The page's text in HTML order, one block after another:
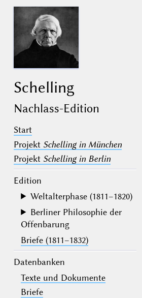
Schelling
Nachlass-Edition
Start
Projekt Schelling in München
Projekt Schelling in Berlin
Edition
Weltalterphase (1811–1820)
Berliner Philosophie der
Offenbarung
Briefe (1811–1832)
Datenbanken
Texte und Dokumente
Briefe